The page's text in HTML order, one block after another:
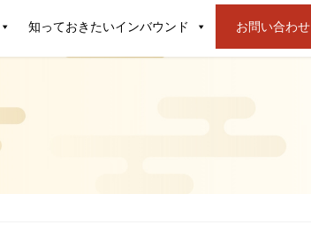
知っておきたいインバウンド お問い合わせ